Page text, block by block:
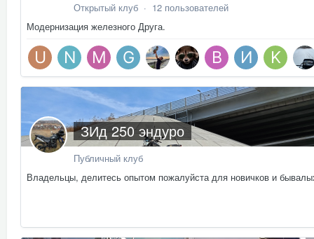
Открытый клуб · 12 пользователей
Модернизация железного Друга.
ЗИд 250 эндуро
Публичный клуб
Владельцы, делитесь опытом пожалуйста для новичков и